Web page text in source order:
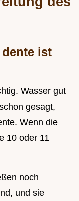
ist
Wasser gut
gesagt,
Wenn die
10 oder 11
noch
und sie